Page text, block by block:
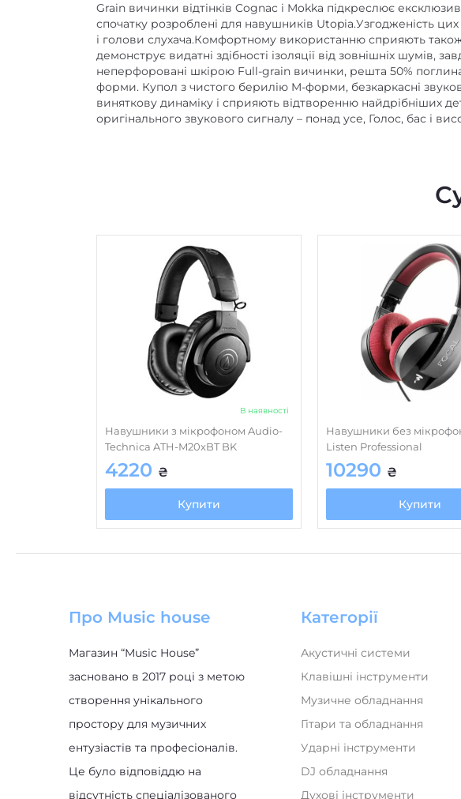
Grain вичинки відтінків Cognac і Mokka підкреслює
спочатку розроблені для навушників Utopia.Узгодженість
і голови слухача.Комфортному використанню сприяють
демонструє видатні здібності ізоляції від зовнішніх шумів,
неперфоровані шкірою Full-grain вичинки, решта 50%
форми. Купол з чистого берилію M-форми, безкаркасні
виняткову динаміку і сприяють відтворенню найдрібніших
оригінального звукового сигналу – понад усе, Голос, бас і
В наявності
Навушники з мікрофоном Audio-
Technica ATH-M20xBT BK
4220 ₴
Купити
Навушники без
Listen Professional
10290 ₴
Купити
Про Music house
Магазин “Music House”
засновано в 2017 році з метою
створення унікального
простору для музичних
ентузіастів та професіоналів.
Це було відповіддю на
відсутність спеціалізованого
Категорії
Акустичні системи
Клавішні інструменти
Музичне обладнання
Гітари та обладнання
Ударні інструменти
DJ обладнання
Духові інструменти